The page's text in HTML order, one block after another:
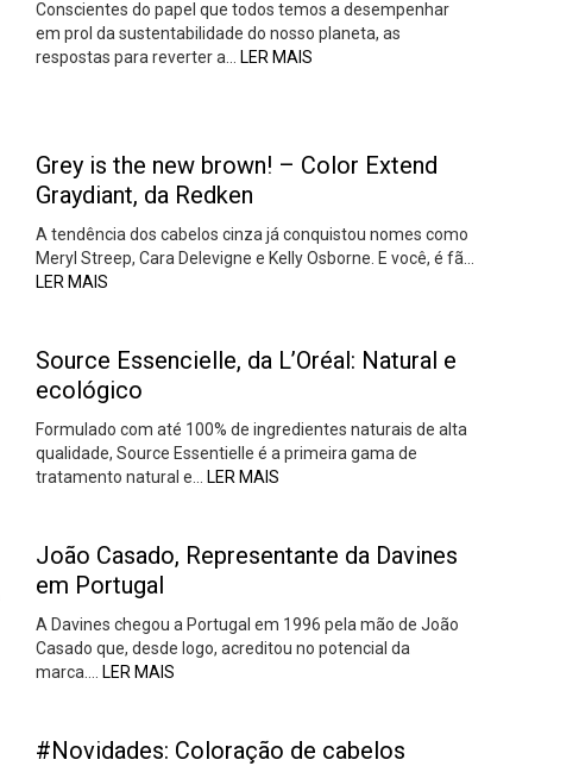
Conscientes do papel que todos temos a desempenhar
em prol da sustentabilidade do nosso planeta, as
respostas para reverter a…
LER MAIS
Grey is the new brown! – Color Extend
Graydiant, da Redken
A tendência dos cabelos cinza já conquistou nomes como
Meryl Streep, Cara Delevigne e Kelly Osborne. E você, é fã…
LER MAIS
Source Essencielle, da L’Oréal: Natural e
ecológico
Formulado com até 100% de ingredientes naturais de alta
qualidade, Source Essentielle é a primeira gama de
tratamento natural e…
LER MAIS
João Casado, Representante da Davines
em Portugal
A Davines chegou a Portugal em 1996 pela mão de João
Casado que, desde logo, acreditou no potencial da
marca….
LER MAIS
#Novidades: Coloração de cabelos